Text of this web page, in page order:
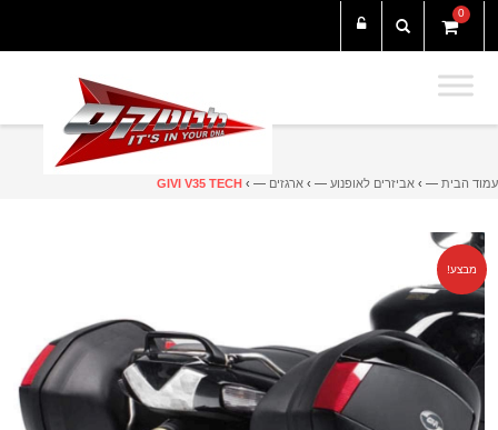
0
עמוד הבית — › אביזרים לאופנוע — › ארגזים — ›
GIVI V35 TECH
מבצע!